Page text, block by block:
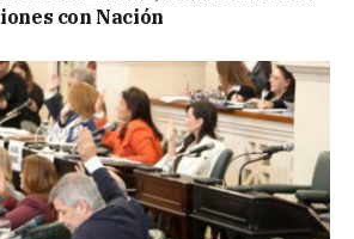
con Nación